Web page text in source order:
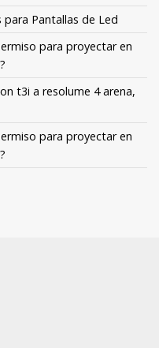
Pantallas de Led
para proyectar en
t3i a resolume 4 arena,
para proyectar en